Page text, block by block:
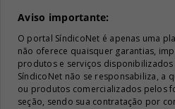
Aviso importante:
O portal SíndicoNet é apenas uma
não oferece quaisquer garantias,
produtos e serviços
SíndicoNet não se responsabiliza, a
ou produtos comercializados pelos
seção, sendo sua contratação por